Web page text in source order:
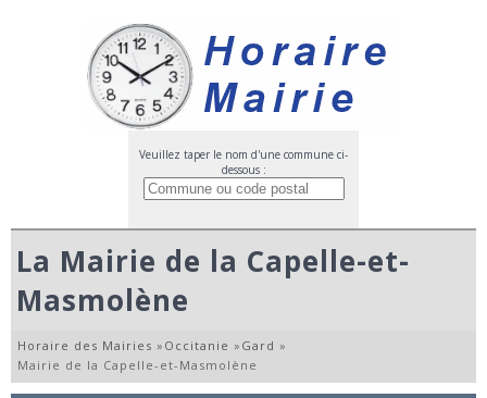
Veuillez taper le nom d'une commune ci-
dessous :
La Mairie de la Capelle-et-
Masmolène
Horaire des Mairies » Occitanie » Gard »
Mairie de la Capelle-et-Masmolène